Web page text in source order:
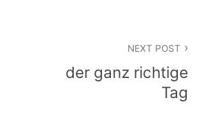
NEXT POST
der ganz richtige
Tag